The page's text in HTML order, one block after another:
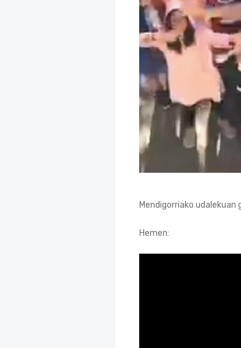
Mendigorriako
Hemen: